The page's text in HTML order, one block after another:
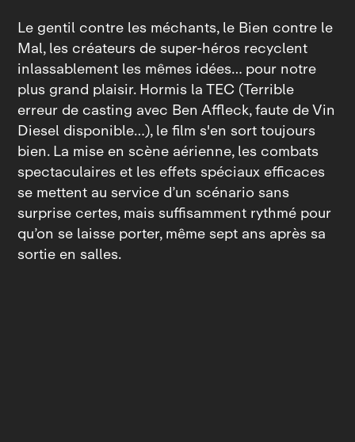
Le gentil contre les méchants, le Bien contre le
Mal, les créateurs de super-héros recyclent
inlassablement les mêmes idées… pour notre
plus grand plaisir. Hormis la TEC (Terrible
erreur de casting avec Ben Affleck, faute de Vin
Diesel disponible…), le film s'en sort toujours
bien. La mise en scène aérienne, les combats
spectaculaires et les effets spéciaux efficaces
se mettent au service d’un scénario sans
surprise certes, mais suffisamment rythmé pour
qu’on se laisse porter, même sept ans après sa
sortie en salles.